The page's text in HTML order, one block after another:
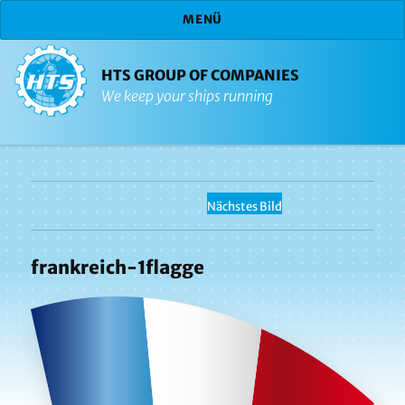
MENÜ
HTS GROUP OF COMPANIES
We keep your ships running
Nächstes Bild
frankreich-1flagge